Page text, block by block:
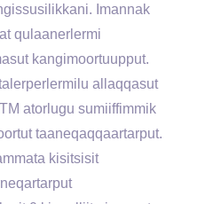
Imannak
qulaanerlermi
kangimoortuupput.
allaqqasut
atorlugu sumiiffimmik
taaneqaqqaartarput.
kisitsisit